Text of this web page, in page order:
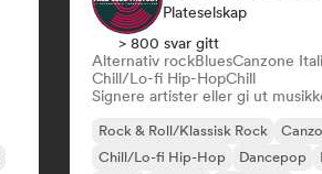
Plateselskap
> 800 svar gitt
Alternativ rockBluesCanzone
Chill/Lo-fi Hip-HopChill
Signere artister eller gi ut
Rock & Roll/Klassisk Rock
Chill/Lo-fi Hip-Hop
Dancepop